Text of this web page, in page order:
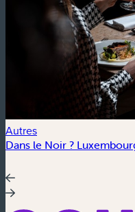
Autres
Dans le Noir ?